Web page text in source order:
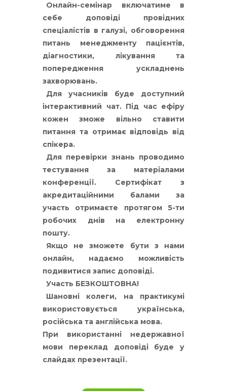
Онлайн-семінар включатиме в
себе доповіді провідних
спеціалістів в галузі, обговорення
питань менеджменту пацієнтів,
діагностики, лікування та
попередження ускладнень
захворювань.
Для учасників буде доступний
інтерактивний чат. Під час ефіру
кожен зможе вільно ставити
питання та отримає відповідь від
спікера.
Для перевірки знань проводимо
тестування за матеріалами
конференції. Сертифікат з
акредитаційними балами за
участь отримаєте протягом 5-ти
робочих днів на електронну
пошту.
Якщо не зможете бути з нами
онлайн, надаємо можливість
подивитися запис доповіді.
Участь БЕЗКОШТОВНА!
Шановні колеги, на практикумі
використовується українська,
російська та англійська мова.
При використанні недержавної
мови переклад доповіді буде у
слайдах презентації.